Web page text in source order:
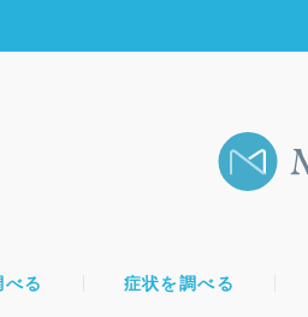
べる 症状を調べる